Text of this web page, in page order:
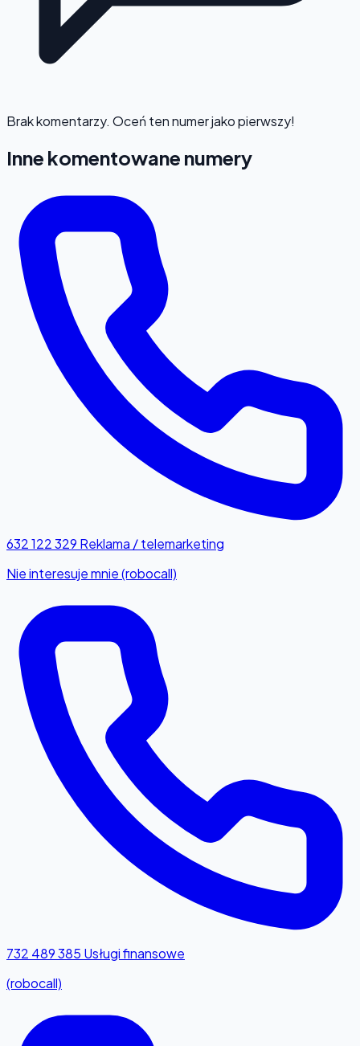
Brak komentarzy. Oceń ten numer jako pierwszy!
Inne komentowane numery
632 122 329 Reklama / telemarketing
Nie interesuje mnie (robocall)
732 489 385 Usługi finansowe
(robocall)